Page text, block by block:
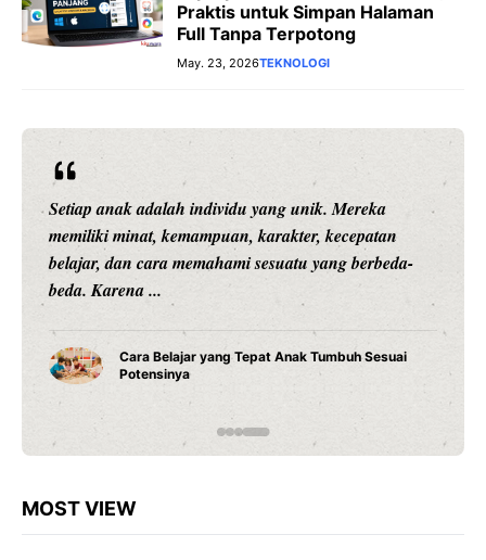
Praktis untuk Simpan Halaman
Full Tanpa Terpotong
May. 23, 2026TEKNOLOGI
Setiap anak adalah individu yang unik. Mereka
memiliki minat, kemampuan, karakter, kecepatan
belajar, dan cara memahami sesuatu yang berbeda-
beda. Karena ...
Cara Belajar yang Tepat Anak Tumbuh Sesuai
Potensinya
MOST VIEW